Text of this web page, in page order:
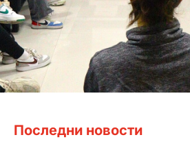
Последни новости